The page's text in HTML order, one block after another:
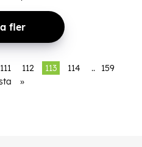
fler
111 112 113 114 ..
159
»